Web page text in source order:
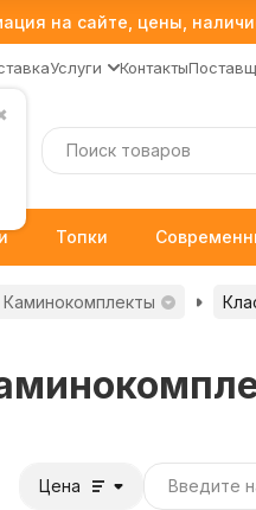
на сайте, цены,
Услуги Контакты
Топки
Каминокомплекты
Цена